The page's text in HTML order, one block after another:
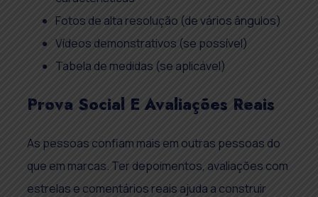
Fotos de alta resolução (de vários ângulos)
Vídeos demonstrativos (se possível)
Tabela de medidas (se aplicável)
Prova Social E Avaliações Reais
As pessoas confiam mais em outras pessoas do
que em marcas. Ter depoimentos, avaliações com
estrelas e comentários reais ajuda a construir